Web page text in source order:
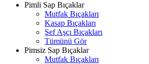
Pimli Sap Bıçaklar
Mutfak Bıçakları
Kasap Bıçakları
Şef Aşçı Bıçakları
Tümünü Gör
Pimsiz Sap Bıçaklar
Mutfak Bıçakları